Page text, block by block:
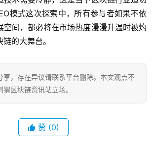
模式这次探索中，所有参与者如果不依
空间，都必将在市场热度漫漫升温时被灼
的大舞台。
享，存在异议请联系平台删除。本文观点不
区块链资讯站立场。
赞 (0)